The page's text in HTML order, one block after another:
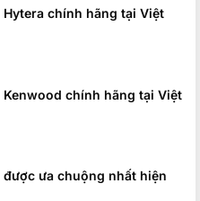
chính hãng tại Việt
chính hãng tại Việt
được ưa chuộng nhất hiện